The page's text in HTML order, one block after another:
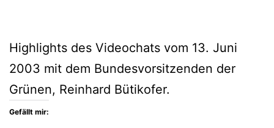
Highlights des Videochats vom 13. Juni
2003 mit dem Bundesvorsitzenden der
Grünen, Reinhard Bütikofer.
Gefällt mir: